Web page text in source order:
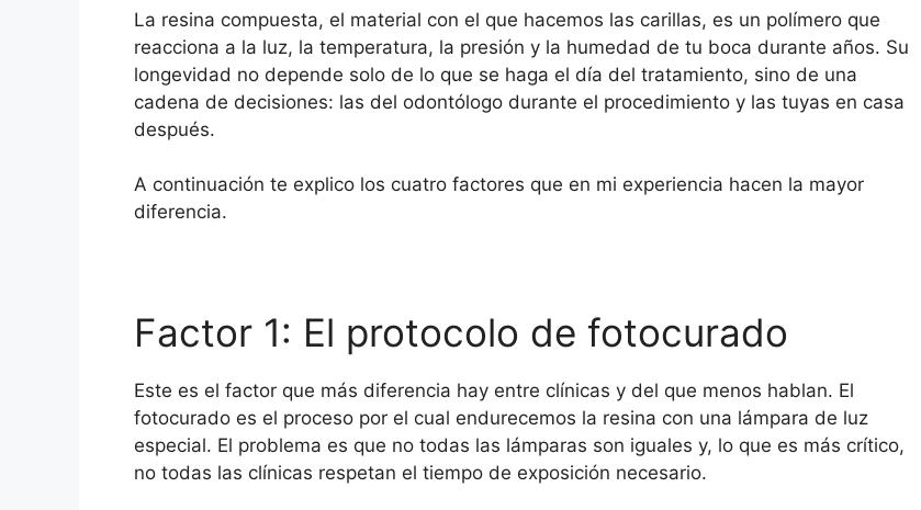
La resina compuesta, el material con el que hacemos las carillas, es un polímero que
reacciona a la luz, la temperatura, la presión y la humedad de tu boca durante años. Su
longevidad no depende solo de lo que se haga el día del tratamiento, sino de una
cadena de decisiones: las del odontólogo durante el procedimiento y las tuyas en casa
después.
A continuación te explico los cuatro factores que en mi experiencia hacen la mayor
diferencia.
Factor 1: El protocolo de fotocurado
Este es el factor que más diferencia hay entre clínicas y del que menos hablan. El
fotocurado es el proceso por el cual endurecemos la resina con una lámpara de luz
especial. El problema es que no todas las lámparas son iguales y, lo que es más crítico,
no todas las clínicas respetan el tiempo de exposición necesario.